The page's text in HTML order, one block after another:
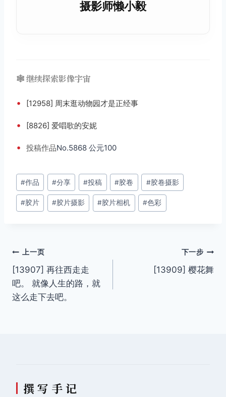
摄影师懒小毅
🕸️ 继续探索影像宇宙
• [12958] 周末逛动物园才是正经事
• [8826] 爱唱歌的安妮
• 投稿作品No.5868 公元100
文
章
标
#作品 #分享 #投稿 #胶卷 #胶卷摄影
#胶片 #胶片摄影 #胶片相机 #色彩
文
章
导
上一页
[13907] 再往西走走
吧。 就像人生的路，就
这么走下去吧。
下一步
[13909] 樱花舞
撰 写 手 记